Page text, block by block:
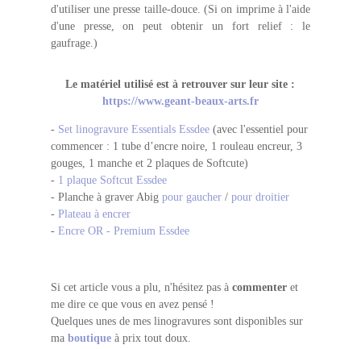
d'utiliser une presse taille-douce. (Si on imprime à l'aide
d'une presse, on peut obtenir un fort relief : le
gaufrage.)
Le matériel utilisé est à retrouver sur leur site :
https://www.geant-beaux-arts.fr
- Set linogravure Essentials Essdee(avec l'essentiel pour
commencer : 1 tube d’encre noire, 1 rouleau encreur, 3
gouges, 1 manche et 2 plaques de Softcute)
- 1 plaque Softcut Essdee
- Planche à graver Abig pour gaucher/ pour droitier
- Plateau à encrer
- Encre OR - Premium Essdee
Si cet article vous a plu, n'hésitez pas à commenteret
me dire ce que vous en avez pensé !
Quelques unes de mes linogravures sont disponibles sur
ma boutiqueà prix tout doux.